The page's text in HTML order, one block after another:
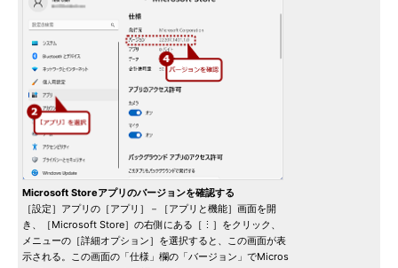
Microsoft Storeアプリのバージョンを確認する
［設定］アプリの［アプリ］－［アプリと機能］画面を開
き、［Microsoft Store］の右側にある［⋮］をクリック、
メニューの［詳細オプション］を選択すると、この画面が表
示される。この画面の「仕様」欄の「バージョン」でMicros